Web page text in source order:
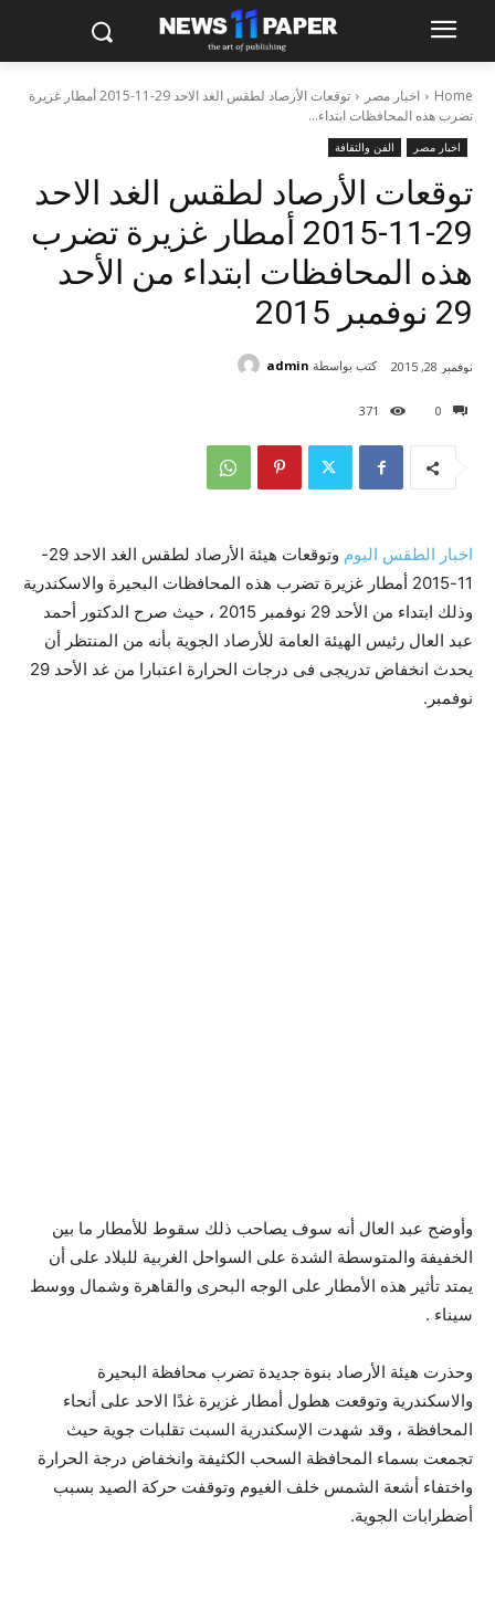
Home اخبار مصر
توقعات الأرصاد لطقس الغد الاحد 29-11-2015 أمطار غزيرة
تضرب هذه المحافظات ابتداء...
اخبار مصر الفن والثقافة
توقعات الأرصاد لطقس الغد الاحد
29-11-2015 أمطار غزيرة تضرب
هذه المحافظات ابتداء من الأحد
29 نوفمبر 2015
0
371
نوفمبر 28, 2015 كتب بواسطة admin
اخبار الطقس اليوم
وتوقعات هيئة الأرصاد لطقس الغد الاحد 29-
11-2015 أمطار غزيرة تضرب هذه المحافظات البحيرة والاسكندرية
وذلك ابتداء من الأحد 29 نوفمبر 2015 ، حيث صرح الدكتور أحمد
عبد العال رئيس الهيئة العامة للأرصاد الجوية بأنه من المنتظر أن
يحدث انخفاض تدريجى فى درجات الحرارة اعتبارا من غد الأحد 29
نوفمبر.
وأوضح عبد العال أنه سوف يصاحب ذلك سقوط للأمطار ما بين
الخفيفة والمتوسطة الشدة على السواحل الغربية للبلاد على أن
يمتد تأثير هذه الأمطار على الوجه البحرى والقاهرة وشمال ووسط
سيناء .
وحذرت هيئة الأرصاد بنوة جديدة تضرب محافظة البحيرة
والاسكندرية وتوقعت هطول أمطار غزيرة غدًا الاحد على أنحاء
المحافظة ، وقد شهدت الإسكندرية السبت تقلبات جوية حيث
تجمعت بسماء المحافظة السحب الكثيفة وانخفاض درجة الحرارة
واختفاء أشعة الشمس خلف الغيوم وتوقفت حركة الصيد بسبب
أضطرابات الجوية.